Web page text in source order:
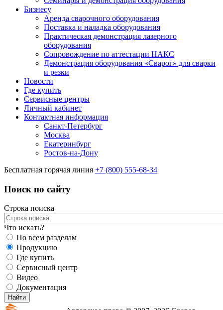
Бизнесу
Аренда сварочного оборудования
Поставка и наладка оборудования
Практическая демонстрация лазерного
оборудования
Сопровождение по аттестации НАКС
Демонстрация оборудования «Сварог» для сварки
и резки
Новости
Где купить
Сервисные центры
Личный кабинет
Контактная информация
Санкт-Петербург
Москва
Екатеринбург
Ростов-на-Дону
Бесплатная горячая линия +7 (800) 555-68-34
Поиск по сайту
Строка поиска
Что искать?
По всем разделам
Продукцию
Где купить
Сервисный центр
Видео
Документация